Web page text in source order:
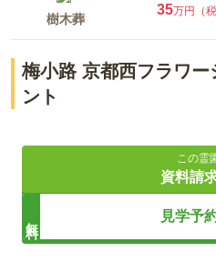
樹木葬
35万円（税
梅小路 京都西フラワー
ント
家族への負担を徹底的に軽
追加費用の心配はほとんど
梅小路公園・京都博物館から
この霊
資料請
見学予